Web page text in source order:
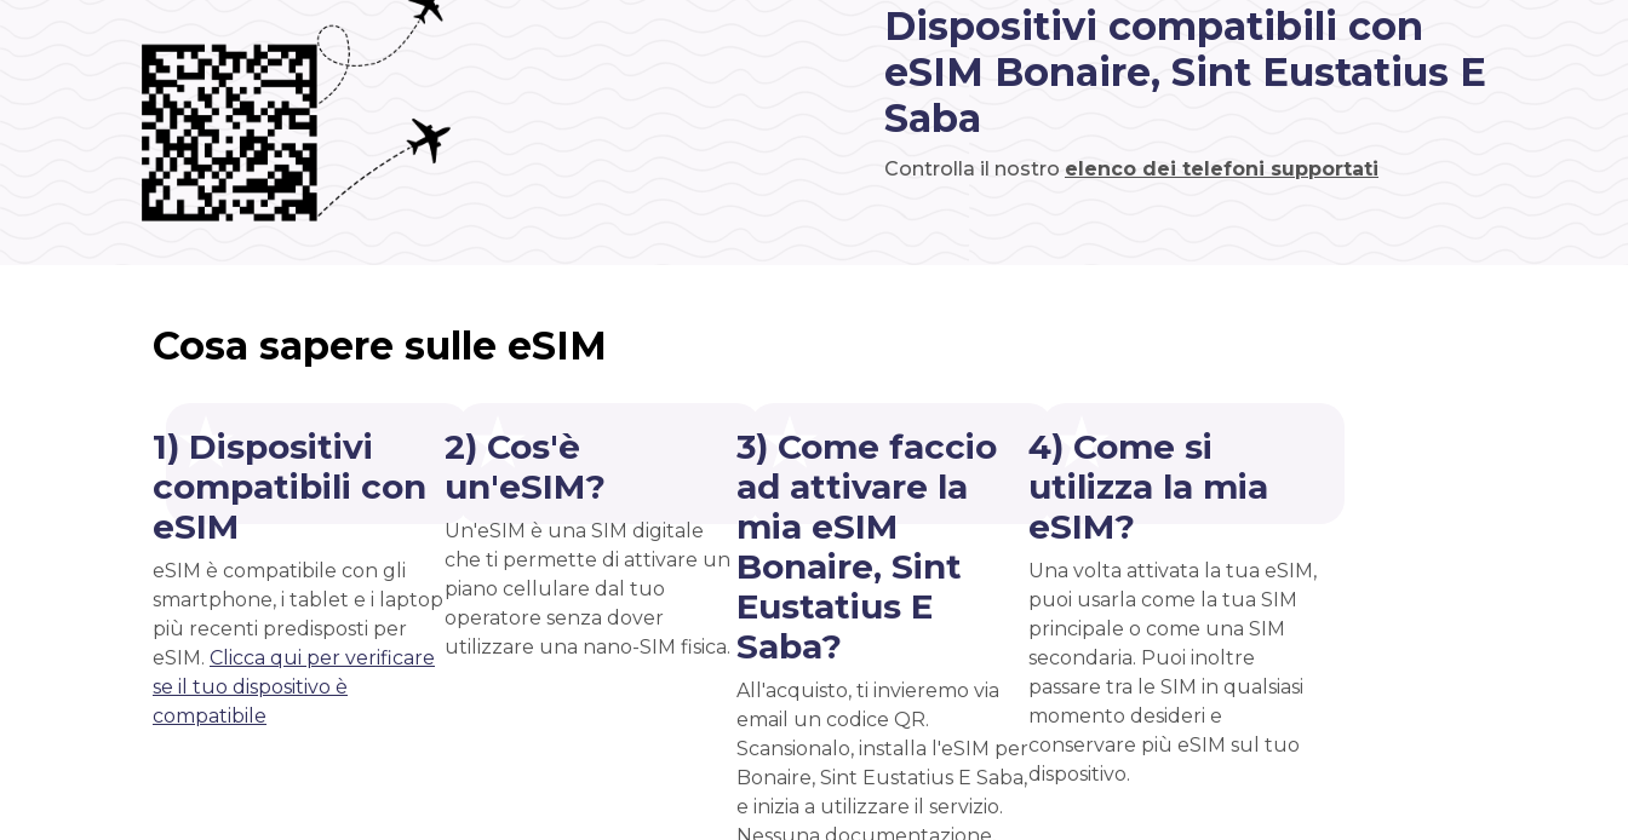
Dispositivi compatibili con
eSIM Bonaire, Sint Eustatius E
Saba
Controlla il nostro elenco dei telefoni supportati
Cosa sapere sulle eSIM
1) Dispositivi
compatibili con
eSIM
eSIM è compatibile con gli
smartphone, i tablet e i laptop
più recenti predisposti per
eSIM. Clicca qui per verificare
se il tuo dispositivo è
compatibile
2) Cos'è
un'eSIM?
Un'eSIM è una SIM digitale
che ti permette di attivare un
piano cellulare dal tuo
operatore senza dover
utilizzare una nano-SIM fisica.
3) Come faccio
ad attivare la
mia eSIM
Bonaire, Sint
Eustatius E
Saba?
All'acquisto, ti invieremo via
email un codice QR.
Scansionalo, installa l'eSIM per
Bonaire, Sint Eustatius E Saba,
e inizia a utilizzare il servizio.
4) Come si
utilizza la mia
eSIM?
Una volta attivata la tua eSIM,
puoi usarla come la tua SIM
principale o come una SIM
secondaria. Puoi inoltre
passare tra le SIM in qualsiasi
momento desideri e
conservare più eSIM sul tuo
dispositivo.